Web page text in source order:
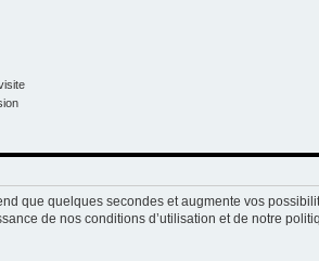
que quelques secondes et augmente vos
de nos conditions d’utilisation et de notre